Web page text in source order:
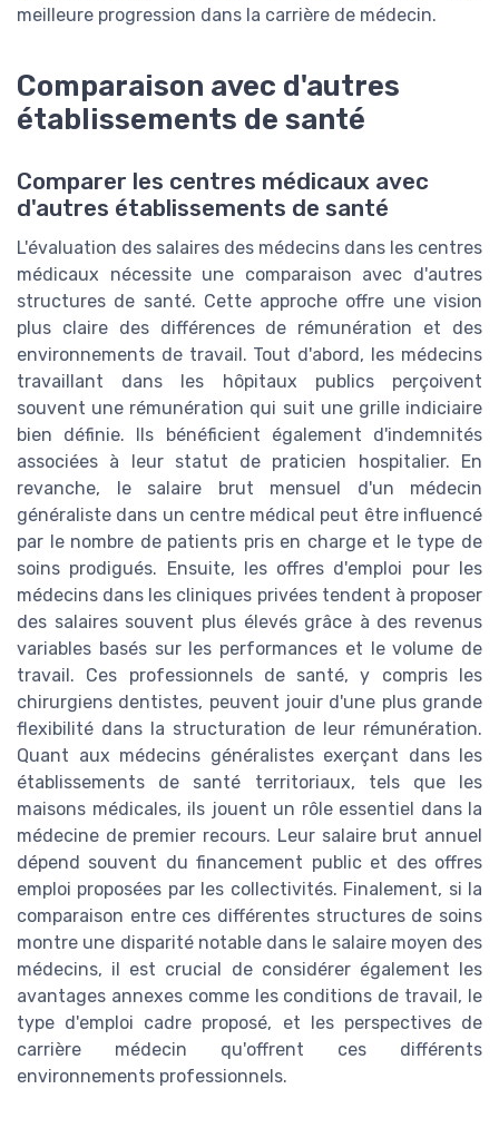
meilleure progression dans la carrière de médecin.
Comparaison avec d'autres
établissements de santé
Comparer les centres médicaux avec
d'autres établissements de santé
L'évaluation des salaires des médecins dans les centres
médicaux nécessite une comparaison avec d'autres
structures de santé. Cette approche offre une vision
plus claire des différences de rémunération et des
environnements de travail. Tout d'abord, les médecins
travaillant dans les hôpitaux publics perçoivent
souvent une rémunération qui suit une grille indiciaire
bien définie. Ils bénéficient également d'indemnités
associées à leur statut de praticien hospitalier. En
revanche, le salaire brut mensuel d'un médecin
généraliste dans un centre médical peut être influencé
par le nombre de patients pris en charge et le type de
soins prodigués. Ensuite, les offres d'emploi pour les
médecins dans les cliniques privées tendent à proposer
des salaires souvent plus élevés grâce à des revenus
variables basés sur les performances et le volume de
travail. Ces professionnels de santé, y compris les
chirurgiens dentistes, peuvent jouir d'une plus grande
flexibilité dans la structuration de leur rémunération.
Quant aux médecins généralistes exerçant dans les
établissements de santé territoriaux, tels que les
maisons médicales, ils jouent un rôle essentiel dans la
médecine de premier recours. Leur salaire brut annuel
dépend souvent du financement public et des offres
emploi proposées par les collectivités. Finalement, si la
comparaison entre ces différentes structures de soins
montre une disparité notable dans le salaire moyen des
médecins, il est crucial de considérer également les
avantages annexes comme les conditions de travail, le
type d'emploi cadre proposé, et les perspectives de
carrière médecin qu'offrent ces différents
environnements professionnels.